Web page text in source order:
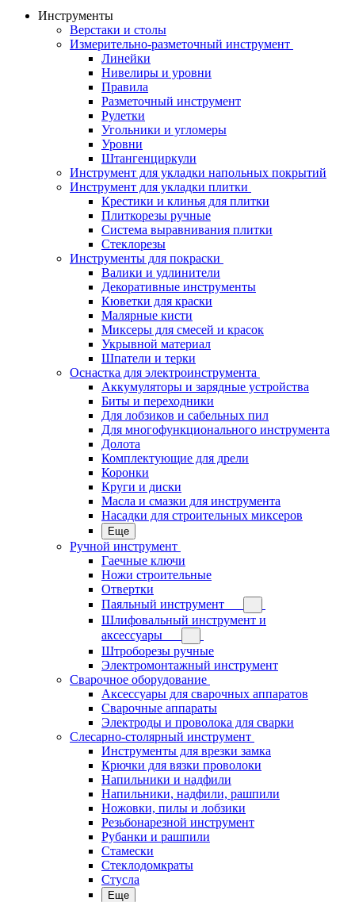
Инструменты
Верстаки и столы
Измерительно-разметочный инструмент
Линейки
Нивелиры и уровни
Правила
Разметочный инструмент
Рулетки
Угольники и угломеры
Уровни
Штангенциркули
Инструмент для укладки напольных покрытий
Инструмент для укладки плитки
Крестики и клинья для плитки
Плиткорезы ручные
Система выравнивания плитки
Стеклорезы
Инструменты для покраски
Валики и удлинители
Декоративные инструменты
Кюветки для краски
Малярные кисти
Миксеры для смесей и красок
Укрывной материал
Шпатели и терки
Оснастка для электроинструмента
Аккумуляторы и зарядные устройства
Биты и переходники
Для лобзиков и сабельных пил
Для многофункционального инструмента
Долота
Комплектующие для дрели
Коронки
Круги и диски
Масла и смазки для инструмента
Насадки для строительных миксеров
Еще
Ручной инструмент
Гаечные ключи
Ножи строительные
Отвертки
Паяльный инструмент
Шлифовальный инструмент и
аксессуары
Штроборезы ручные
Электромонтажный инструмент
Сварочное оборудование
Аксессуары для сварочных аппаратов
Сварочные аппараты
Электроды и проволока для сварки
Слесарно-столярный инструмент
Инструменты для врезки замка
Крючки для вязки проволоки
Напильники и надфили
Напильники, надфили, рашпили
Ножовки, пилы и лобзики
Резьбонарезной инструмент
Рубанки и рашпили
Стамески
Стеклодомкраты
Стусла
Еще